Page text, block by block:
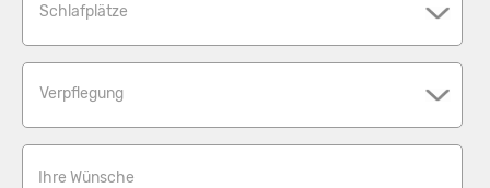
Schlafplätze
Verpflegung
Ihre Wünsche